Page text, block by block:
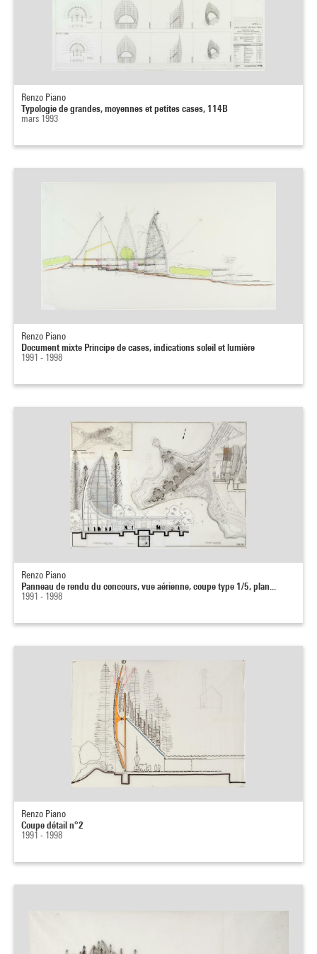
Renzo Piano
Typologie de grandes, moyennes et petites cases, 114B
mars 1993
Renzo Piano
Document mixte Principe de cases, indications soleil et lumière
1991 - 1998
Renzo Piano
Panneau de rendu du concours, vue aérienne, coupe type 1/5, plan...
1991 - 1998
Renzo Piano
Coupe détail n°2
1991 - 1998